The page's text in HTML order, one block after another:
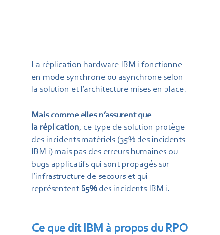
La réplication hardware IBM i fonctionne
en mode synchrone ou asynchrone selon
la solution et l’architecture mises en place.
Mais comme elles n’assurent que
la réplication, ce type de solution protège
des incidents matériels (35% des incidents
IBM i) mais pas des erreurs humaines ou
bugs applicatifs qui sont propagés sur
l’infrastructure de secours et qui
représentent 65%des incidents IBM i.
Ce que dit IBM à propos du RPO